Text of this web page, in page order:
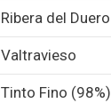
Ribera del Duero
Valtravieso
Tinto Fino